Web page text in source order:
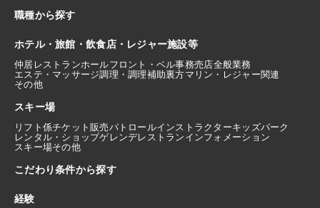
職種から探す
ホテル・旅館・飲食店・レジャー施設等
仲居 レストランホールフロント・ベル事務売店全般業務
エステ・マッサージ調理・調理補助裏方マリン・レジャー関連
その他
スキー場
リフト係チケット販売パトロールインストラクターキッズパーク
レンタル・ショップゲレンデレストラン インフォメーション
スキー場その他
こだわり条件から探す
経験